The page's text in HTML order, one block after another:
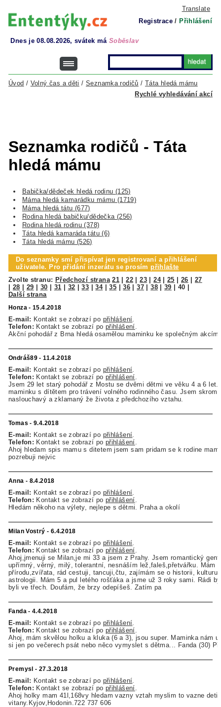
Translate
Registrace / Přihlášení
Dnes je 08.08.2026, svátek má Soběslav
Rychlé vyhledávání akcí
Úvod / Volný čas a děti /Seznamka rodičů / Táta hledá mámu
Seznamka rodičů - Táta
hledá mámu
Babička/dědeček hledá rodinu (125)
Máma hledá kamarádku mámu (1719)
Máma hledá tátu (677)
Rodina hledá babičku/dědečka (256)
Rodina hledá rodinu (378)
Táta hledá kamaráda tátu (6)
Táta hledá mámu (526)
Do seznamky smí přispívat jen registrovaní a přihlášení
uživatele. Pro přidání inzerátu se prosímpřihlašte
Zvolte stranu: Předchozí strana 21 |22 |23|24|25 26
27
28 29 30 31 32 |33 |34|35 |36 |37 |38|39 |40
Další strana
Honza - 15.4.2018
E-mail: Kontakt se zobrazí po přihlášení
Telefon: Kontakt se zobrazí po přihlášení
Akční pohodář z Brna hledá osamělou maminku ke společným
Ondráš89 - 11.4.2018
E-mail: Kontakt se zobrazí po přihlášení
Telefon: Kontakt se zobrazí po přihlášení
Jsem 29 let starý pohodář z Mostu se dvěmi dětmi ve věku 4 a 6 let.
maminku s dítětem pro trávení volného rodinného času. Jsem
naslouchavý a zklamaný že života z předchozího vztahu.
Tomas - 9.4.2018
E-mail: Kontakt se zobrazí po přihlášení
Telefon: Kontakt se zobrazí po přihlášení
Ahoj hledam spis mamu s ditetem jsem sam pridam se k rodine
pozrebuji nejvic
Anna - 8.4.2018
E-mail: Kontakt se zobrazí po přihlášení
Telefon: Kontakt se zobrazí po přihlášení
Hledám někoho na výlety, nejlepe s dětmi. Praha a okolí
Milan Vostrý - 6.4.2018
E-mail: Kontakt se zobrazí po přihlášení
Telefon: Kontakt se zobrazí po přihlášení
Ahoj,jmenuji se Milan,je mi 33 a jsem z Prahy. Jsem romantický
upřímný, věrný, milý, tolerantní, nesnáším lež,faleš,přetvářku. Mám
přírodu,zvířata, rád cestuji, tancuji,čtu, zajímám se o historii,
astrologii. Mám 5 a pul letého rošťáka a jsme už 3 roky sami. Rádi
byli ve třech. Doufám, že brzy odepíšeš. Zatím pa
Fanda - 4.4.2018
E-mail: Kontakt se zobrazí po přihlášení
Telefon: Kontakt se zobrazí po přihlášení
Ahoj, mám skvělou holku a kluka (6 a 3), jsou super. Maminka nám
si jen po večerech psát nebo něco vymyslet s dětma... Fanda (30)
Premysl - 27.3.2018
E-mail: Kontakt se zobrazí po přihlášení
Telefon: Kontakt se zobrazí po přihlášení
Ahoj holky mam 41l,168vy hledam vazny vztah myslim to vazne deti
vitany.Kyjov,Hodonin.722 737 606